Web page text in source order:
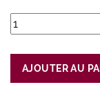
AJOUTER AU